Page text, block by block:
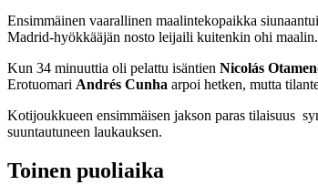
Ensimmäinen vaarallinen maalintekopaikka
Madrid-hyökkääjän nosto leijaili kuitenkin ohi maalin.
Kun 34 minuuttia oli pelattu isäntien Nicolás
Erotuomari Andrés Cunha arpoi hetken, mutta
Kotijoukkueen ensimmäisen jakson paras tilaisuus
suuntautuneen laukauksen.
Toinen puoliaika